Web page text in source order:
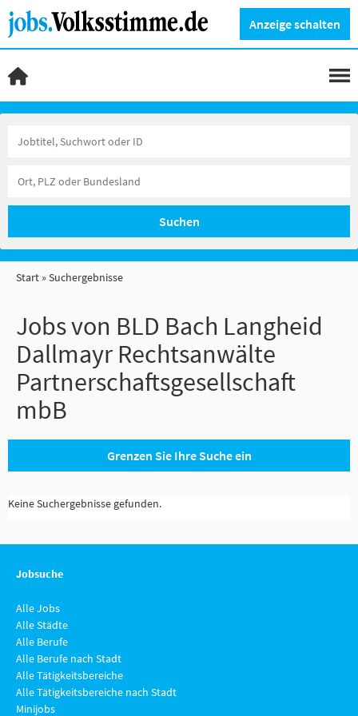
Anzeige schalten
Suchen
Start Suchergebnisse
Jobs von BLD Bach Langheid
Dallmayr Rechtsanwälte
Partnerschaftsgesellschaft
mbB
Grenzen Sie Ihre Suche ein
Keine Suchergebnisse gefunden.
Jobsuche
Alle Jobs
Alle Städte
Alle Berufe
Alle Berufe nach Stadt
Alle Tätigkeitsbereiche
Alle Tätigkeitsbereiche nach Stadt
Minijobs